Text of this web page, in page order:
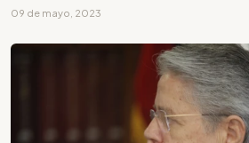
09 de mayo, 2023